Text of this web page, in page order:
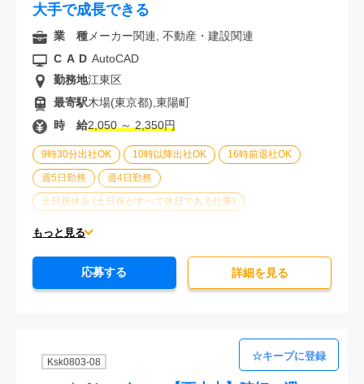
大手で成長できる
9時30分出社OK 10時以降出社OK 16時前退社OK
週5日勤務 週4日勤務
土日祝休み (土日祝がすべて休日である仕事)
平日休みあり (週に一度以上平日に休日がある仕事)
エルダー(40歳以上)応援 服装自由
駅から徒歩5分以内 オフィスが禁煙 20代活躍中
もっと見る
業 種メーカー関連, 不動産・建設関連
CAD AutoCAD
勤務地江東区
最寄駅木場(東京都),東陽町
時 給2,050 ～ 2,350円
応募する 詳細を⾒る
Ksk0803-08